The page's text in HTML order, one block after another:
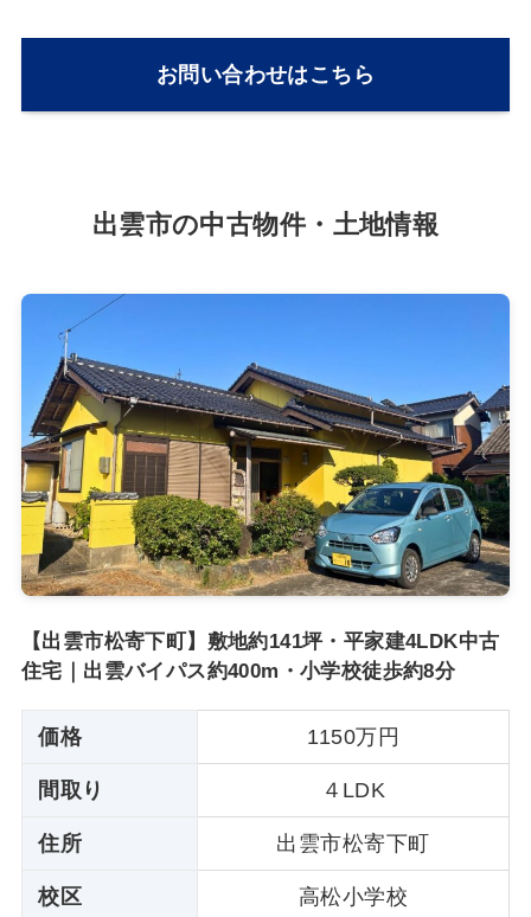
お問い合わせはこちら
出雲市の中古物件・土地情報
【出雲市松寄下町】敷地約141坪・平家建4LDK中古
住宅｜出雲バイパス約400m・小学校徒歩約8分
価格 1150万円
間取り ４LDK
住所 出雲市松寄下町
校区 高松小学校